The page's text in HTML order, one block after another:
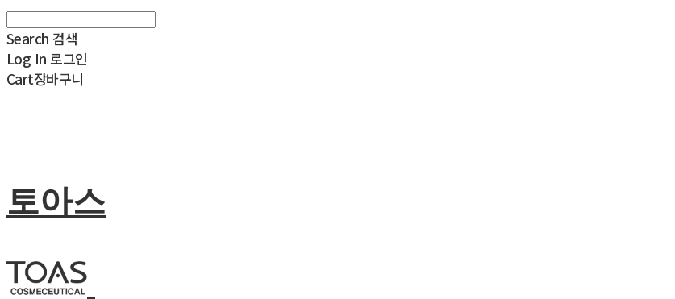
Search 검색
Log In 로그인
Cart장바구니
토아스